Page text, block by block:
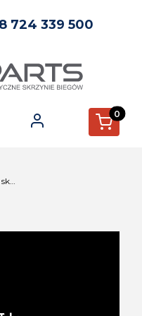
724 339 500
Produkty